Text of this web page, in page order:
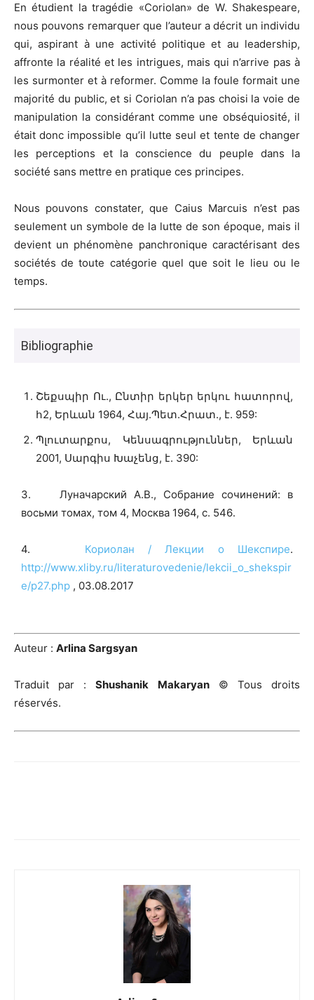
En étudient la tragédie «Coriolan» de W. Shakespeare,
nous pouvons remarquer que l’auteur a décrit un individu
qui, aspirant à une activité politique et au leadership,
affronte la réalité et les intrigues, mais qui n’arrive pas à
les surmonter et à reformer. Comme la foule formait une
majorité du public, et si Coriolan n’a pas choisi la voie de
manipulation la considérant comme une obséquiosité, il
était donc impossible qu’il lutte seul et tente de changer
les perceptions et la conscience du peuple dans la
société sans mettre en pratique ces principes.
Nous pouvons constater, que Caius Marcuis n’est pas
seulement un symbole de la lutte de son époque, mais il
devient un phénomène panchronique caractérisant des
sociétés de toute catégorie quel que soit le lieu ou le
temps.
Bibliographie
Շեքսպիր Ու., Ընտիր երկեր երկու հատորով,
հ2, Երևան 1964, Հայ.Պետ.Հրատ., է. 959:
Պլուտարքոս, Կենսագրություններ, Երևան
2001, Սարգիս Խաչենց, է. 390:
3. Луначарский А.В., Собрание сочинений: в
восьми томах, том 4, Москва 1964, с. 546․
4. Кориолан / Лекции о Шекспире.
http://www.xliby.ru/literaturovedenie/lekcii_o_shekspir
e/p27.php , 03.08.2017
Auteur : Arlina Sargsyan
Traduit par :Shushanik Makaryan© Tous droits
réservés.